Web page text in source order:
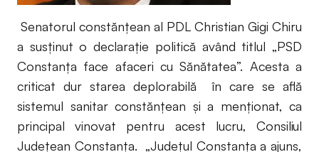
Senatorul constănțean al PDL Christian Gigi Chiru
a susţinut o declaraţie politică având titlul „PSD
Constanţa face afaceri cu Sănătatea”. Acesta a
criticat dur starea deplorabilă în care se află
sistemul sanitar constănțean și a menționat, ca
principal vinovat pentru acest lucru, Consiliul
Județean Constanța. „Judeţul Constanţa a ajuns,